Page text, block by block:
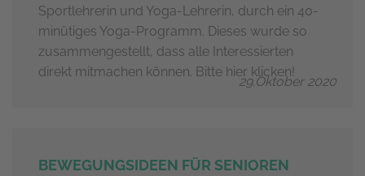
Sportlehrerin und Yoga-Lehrerin, durch ein 40-
minütiges Yoga-Programm. Dieses wurde so
zusammengestellt, dass alle Interessierten
direkt mitmachen können. Bitte hier klicken!
29.Oktober 2020
BEWEGUNGSIDEEN FÜR SENIOREN